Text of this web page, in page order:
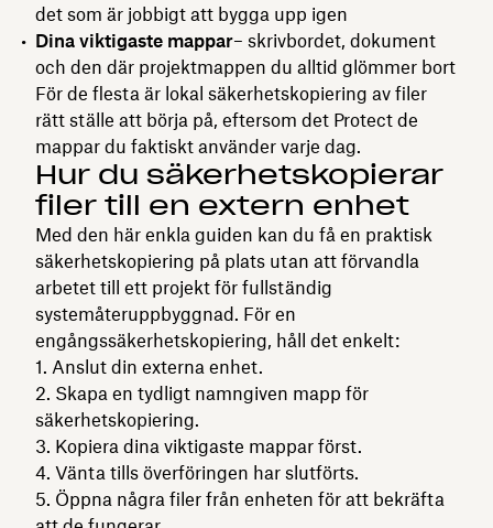
det som är jobbigt att bygga upp igen
Dina viktigaste mappar– skrivbordet, dokument
och den där projektmappen du alltid glömmer bort
För de flesta är lokal säkerhetskopiering av filer
rätt ställe att börja på, eftersom det Protect de
mappar du faktiskt använder varje dag.
Hur du säkerhetskopierar
filer till en extern enhet
Med den här enkla guiden kan du få en praktisk
säkerhetskopiering på plats utan att förvandla
arbetet till ett projekt för fullständig
systemåteruppbyggnad. För en
engångssäkerhetskopiering, håll det enkelt:
Anslut din externa enhet.
Skapa en tydligt namngiven mapp för
säkerhetskopiering.
Kopiera dina viktigaste mappar först.
Vänta tills överföringen har slutförts.
Öppna några filer från enheten för att bekräfta